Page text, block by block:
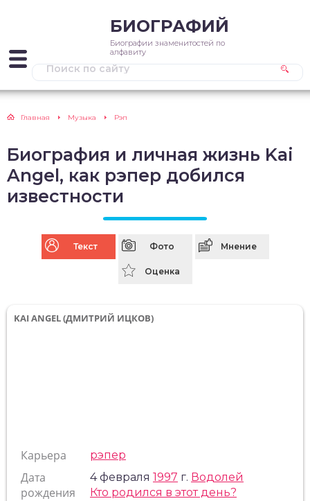
БИОГРАФИЙ
Биографии знаменитостей по
алфавиту
Главная Музыка Рэп
Биография и личная жизнь Kai
Angel, как рэпер добился
известности
Текст Фото Мнение
Оценка
KAI ANGEL (ДМИТРИЙ ИЦКОВ)
Карьера рэпер
Дата
рождения
4 февраля 1997 г. Водолей
Кто родился в этот день?